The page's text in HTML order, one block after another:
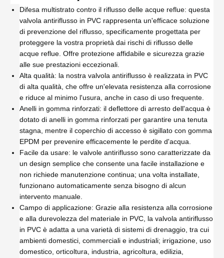
Difesa multistrato contro il riflusso delle acque reflue: questa
valvola antiriflusso in PVC rappresenta un'efficace soluzione
di prevenzione del riflusso, specificamente progettata per
proteggere la vostra proprietà dai rischi di riflusso delle
acque reflue. Offre protezione affidabile e sicurezza grazie
alle sue prestazioni eccezionali.
Alta qualità: la nostra valvola antiriflusso è realizzata in PVC
di alta qualità, che offre un'elevata resistenza alla corrosione
e riduce al minimo l'usura, anche in caso di uso frequente.
Anelli in gomma rinforzati: il deflettore di arresto dell'acqua è
dotato di anelli in gomma rinforzati per garantire una tenuta
stagna, mentre il coperchio di accesso è sigillato con gomma
EPDM per prevenire efficacemente le perdite d'acqua.
Facile da usare: le valvole antiriflusso sono caratterizzate da
un design semplice che consente una facile installazione e
non richiede manutenzione continua; una volta installate,
funzionano automaticamente senza bisogno di alcun
intervento manuale.
Campo di applicazione: Grazie alla resistenza alla corrosione
e alla durevolezza del materiale in PVC, la valvola antiriflusso
in PVC è adatta a una varietà di sistemi di drenaggio, tra cui
ambienti domestici, commerciali e industriali; irrigazione, uso
domestico, orticoltura, industria, agricoltura, edilizia,